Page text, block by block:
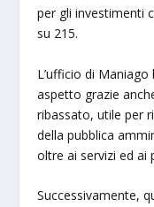
per gli investimenti
su 215.
L’ufficio di
aspetto grazie
ribassato, utile per
della pubblica
oltre ai servizi ed ai
Successivamente,